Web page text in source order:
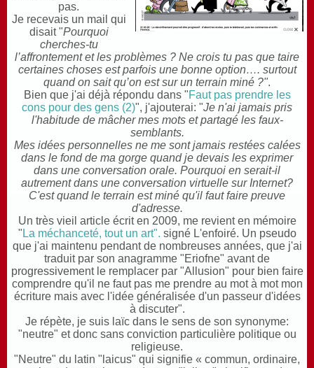
pas.
Je recevais un mail qui
disait "Pourquoi
cherches-tu
l’affrontement et les problèmes ? Ne crois tu pas que taire
certaines choses est parfois une bonne option…. surtout
quand on sait qu’on est sur un terrain miné ?".
Bien que j'ai déjà répondu dans "Faut pas prendre les
cons pour des gens (2)", j'ajouterai: "Je n'ai jamais pris
l'habitude de mâcher mes mots et partagé les faux-
semblants.
Mes idées personnelles ne me sont jamais restées calées
dans le fond de ma gorge quand je devais les exprimer
dans une conversation orale. Pourquoi en serait-il
autrement dans une conversation virtuelle sur Internet?
C'est quand le terrain est miné qu'il faut faire preuve
d'adresse.
Un très vieil article écrit en 2009, me revient en mémoire
" La méchanceté, tout un art". signé L'enfoiré. Un pseudo
que j'ai maintenu pendant de nombreuses années, que j'ai
traduit par son anagramme "Eriofne" avant de
progressivement le remplacer par "Allusion" pour bien faire
comprendre qu'il ne faut pas me prendre au mot à mot mon
écriture mais avec l'idée généralisée d'un passeur d'idées
à discuter".
Je répète, je suis laïc dans le sens de son synonyme:
"neutre" et donc sans conviction particulière politique ou
religieuse.
"Neutre" du latin "laicus" qui signifie « commun, ordinaire,